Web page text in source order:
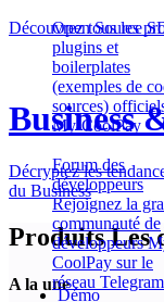
Open Source
plugins et
boilerplates
(exemples de
sources)
My-CoolPay
Forum des
développeurs
Rejoignez la
communauté de
développeurs
CoolPay sur le
réseau Telegram
Démo
Découvrez tous les
Business
Décryptez les
du Business
ProduitsLes
A la une